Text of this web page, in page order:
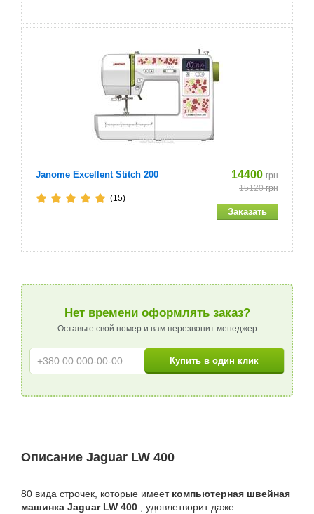
Janome Excellent Stitch 200 14400 грн
15120грн
(15)
Нет времени оформлять заказ?
Оставьте свой номер и вам перезвонит менеджер
Описание Jaguar LW 400
80 вида строчек, которые имеет компьютерная швейная
машинка Jaguar LW 400 , удовлетворит даже